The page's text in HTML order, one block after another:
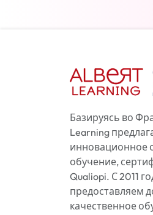
Базируясь во
Learning
инновационное
обучение,
Qualiopi. С 2011
предоставляем
качественное